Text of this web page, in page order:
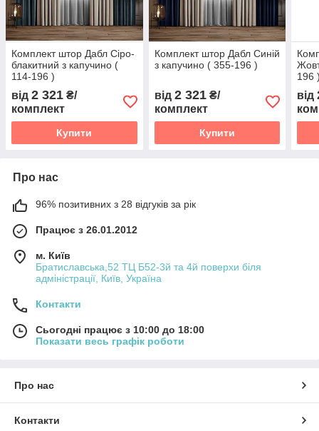
Комплект штор Дабл Сіро-
блакитний з капучино (
114-196 )
від 2 321 ₴/
комплект
Купити
Комплект штор Дабл Синій
з капучино ( 355-196 )
від 2 321₴/
комплект
Купити
196
від
Про нас
96% позитивних з 28 відгуків за рік
Працює з 26.01.2012
м. Київ
Братиславська,52 ТЦ Б52-3й та 4й поверхи біля
адміністрації, Київ, Україна
Контакти
Сьогодні працює з 10:00 до 18:00
Показати весь графік роботи
Про нас
Контакти